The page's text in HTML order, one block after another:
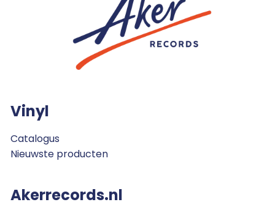
Vinyl
Catalogus
Nieuwste producten
Akerrecords.nl